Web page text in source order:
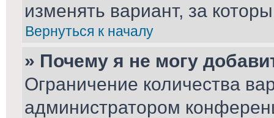
изменять вариант, за
Вернуться к началу
» Почему я не могу
Ограничение количества
администратором